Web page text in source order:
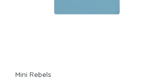
Mini Rebels